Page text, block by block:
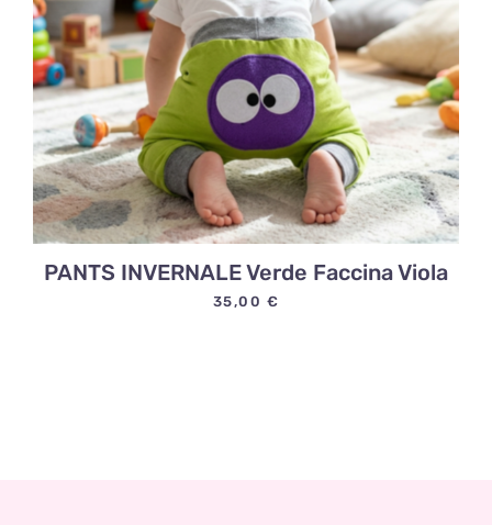
PANTS INVERNALE Verde Faccina Viola
35,00 €